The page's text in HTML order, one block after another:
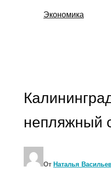
Экономика
непляжный
От Наталья